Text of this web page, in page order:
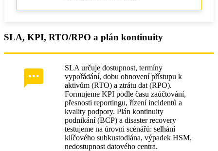
SLA, KPI, RTO/RPO a plán kontinuity
SLA určuje dostupnost, termíny
vypořádání, dobu obnovení přístupu k
aktivům (RTO) a ztrátu dat (RPO).
Formujeme KPI podle času zaúčtování,
přesnosti reportingu, řízení incidentů a
kvality podpory. Plán kontinuity
podnikání (BCP) a disaster recovery
testujeme na úrovni scénářů: selhání
klíčového subkustodiána, výpadek HSM,
nedostupnost datového centra.